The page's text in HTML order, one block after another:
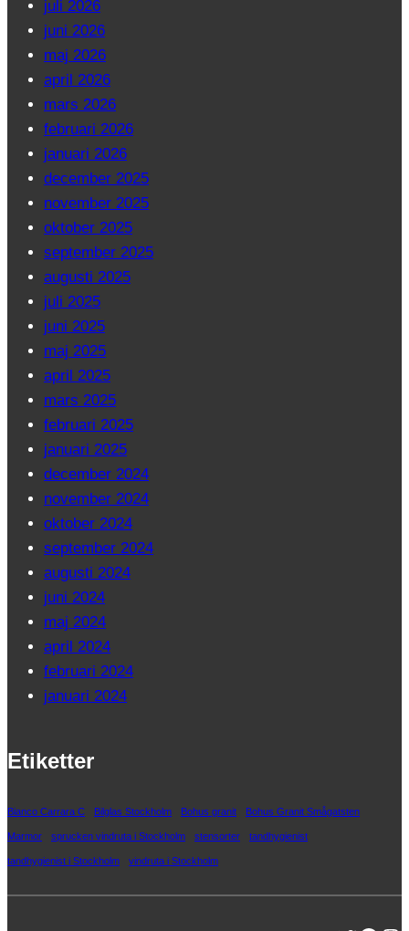
juli 2026
juni 2026
maj 2026
april 2026
mars 2026
februari 2026
januari 2026
december 2025
november 2025
oktober 2025
september 2025
augusti 2025
juli 2025
juni 2025
maj 2025
april 2025
mars 2025
februari 2025
januari 2025
december 2024
november 2024
oktober 2024
september 2024
augusti 2024
juni 2024
maj 2024
april 2024
februari 2024
januari 2024
Etiketter
Bianco Carrara C Bilglas Stockholm Bohus granit Bohus Granit Smågatsten
Marmor sprucken vindruta i Stockholm stensorter tandhygienist
tandhygienist i Stockholm vindruta i Stockholm